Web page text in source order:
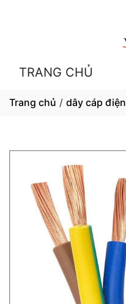
TRANG CHỦ
Trang chủ / dây cáp điện